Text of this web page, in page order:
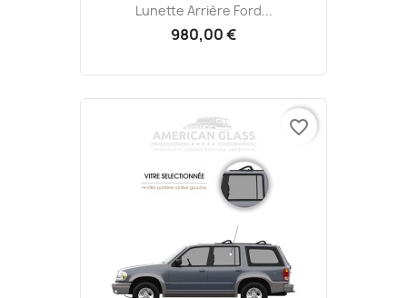
Lunette Arrière Ford...
980,00 €
favorite_border